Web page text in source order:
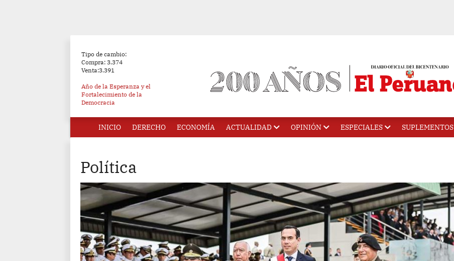
Tipo de cambio:
Compra: 3.374
Venta:3.391
Año de la Esperanza y el
Fortalecimiento de la
Democracia
INICIO DERECHO ECONOMÍA ACTUALIDAD OPINIÓN ESPECIALES SUPLEMENTOS
Política